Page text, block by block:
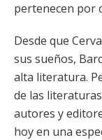
pertenecen por
Desde que
sus sueños,
alta literatura.
de las
autores y
hoy en una